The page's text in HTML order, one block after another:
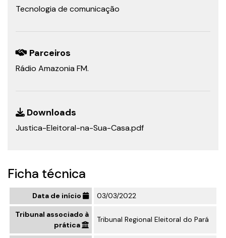
Tecnologia de comunicação
Parceiros
Rádio Amazonia FM.
Downloads
Justica-Eleitoral-na-Sua-Casa.pdf
Ficha técnica
Data de início 03/03/2022
Tribunal associado à
prática
Tribunal Regional Eleitoral do Pará